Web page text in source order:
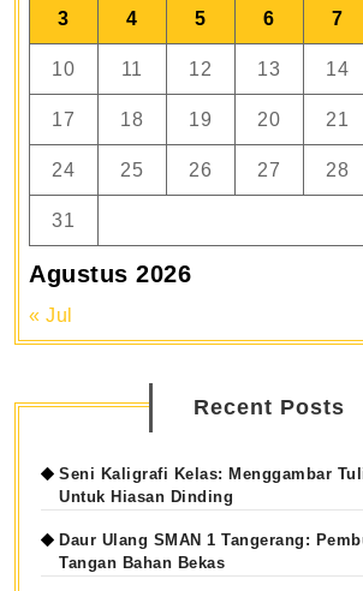
Agustus 2026
3 4 5 6 7
10 11 12 13 14
17 18 19 20 21
24 25 26 27 28
31
« Jul
Recent Posts
Seni Kaligrafi Kelas: Menggambar
Untuk Hiasan Dinding
Daur Ulang SMAN 1 Tangerang:
Tangan Bahan Bekas